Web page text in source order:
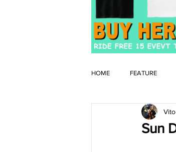
HOME FEATURE
OLD TIMER
Sun
Vito